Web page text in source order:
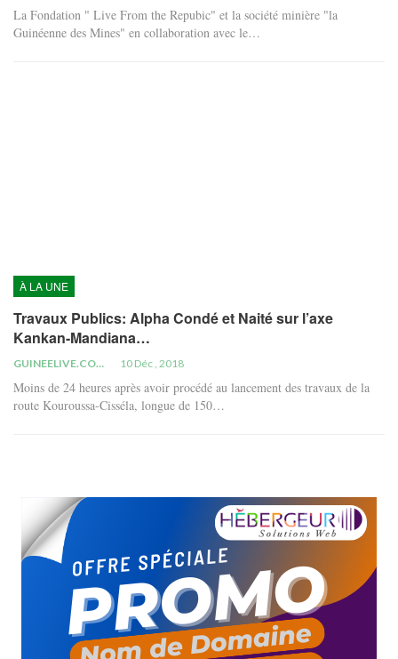
La Fondation " Live From the Repubic" et la société minière "la
Guinéenne des Mines" en collaboration avec le…
À LA UNE
Travaux Publics: Alpha Condé et Naité sur l’axe
Kankan-Mandiana…
GUINEELIVE.COM 10 Déc , 2018
Moins de 24 heures après avoir procédé au lancement des travaux de la
route Kouroussa-Cisséla, longue de 150…